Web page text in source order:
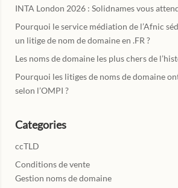
INTA London 2026 : Solidnames vous
Pourquoi le service médiation de l’Afnic
un litige de nom de domaine en .FR ?
Les noms de domaine les plus chers de
Pourquoi les litiges de noms de domaine
selon l’OMPI ?
Categories
ccTLD
Conditions de vente
Gestion noms de domaine